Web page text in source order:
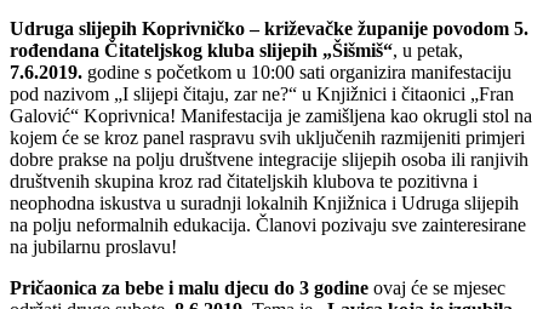
Udruga slijepih Koprivničko – križevačke županije povodom 5.
rođendana Čitateljskog kluba slijepih „Šišmiš“, u petak,
7.6.2019. godine s početkom u 10:00 sati organizira manifestaciju
pod nazivom „I slijepi čitaju, zar ne?“ u Knjižnici i čitaonici „Fran
Galović“ Koprivnica! Manifestacija je zamišljena kao okrugli stol na
kojem će se kroz panel raspravu svih uključenih razmijeniti primjeri
dobre prakse na polju društvene integracije slijepih osoba ili ranjivih
društvenih skupina kroz rad čitateljskih klubova te pozitivna i
neophodna iskustva u suradnji lokalnih Knjižnica i Udruga slijepih
na polju neformalnih edukacija. Članovi pozivaju sve zainteresirane
na jubilarnu proslavu!
Pričaonica za bebe i malu djecu do 3 godine ovaj će se mjesec